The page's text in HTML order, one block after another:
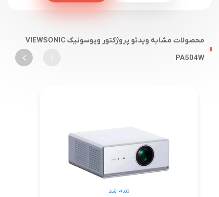
محصولات مشابه ویدئو پروژکتور ویوسونیک VIEWSONIC
PA504W
تمام شد